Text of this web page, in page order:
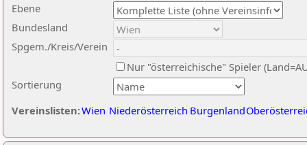
Ebene
Sortierung
Bundesland
Spgem./Kreis/Verein
Nur "österreichische" Spieler
Vereinslisten:Wien Niederösterreich Burgenland